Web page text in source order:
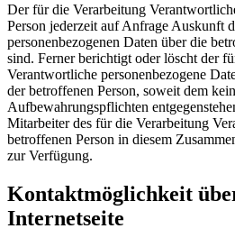
Der für die Verarbeitung
Person jederzeit auf Anfrage Auskunft
personenbezogenen Daten über die
sind. Ferner berichtigt oder löscht der
Verantwortliche personenbezogene
der betroffenen Person, soweit dem
Aufbewahrungspflichten
Mitarbeiter des für die Verarbeitung
betroffenen Person in diesem
zur Verfügung.
Kontaktmöglichkeit
Internetseite